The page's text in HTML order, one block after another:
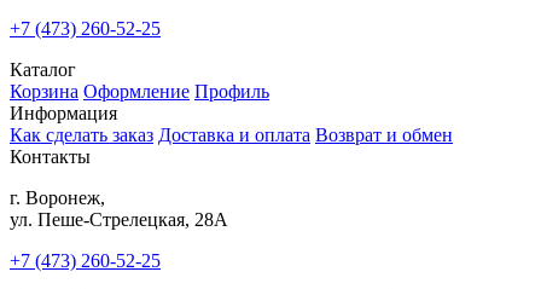
+7 (473) 260-52-25
Каталог
Корзина Оформление Профиль
Информация
Как сделать заказ Доставка и оплата Возврат и обмен
Контакты
г. Воронеж,
ул. Пеше-Cтрелецкая, 28А
+7 (473) 260-52-25